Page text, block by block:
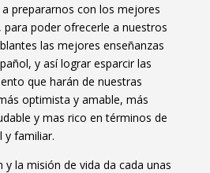
prepararnos con los mejores
poder ofrecerle a nuestros
las mejores enseñanzas
y así lograr esparcir las
que harán de nuestras
optimista y amable, más
y mas rico en términos de
y familiar.
y la misión de vida da cada unas